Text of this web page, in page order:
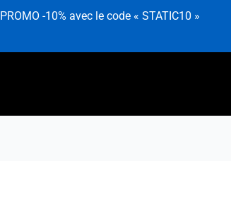
PROMO -10% avec le code « STATIC10 »